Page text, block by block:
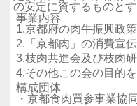
の安定に資するものとす
事業内容
1.京都府の肉牛振興政
2.「京都肉」の消費宣
3.枝肉共進会及び枝肉
4.その他この会の目的
構成団体
・京都食肉買参事業協